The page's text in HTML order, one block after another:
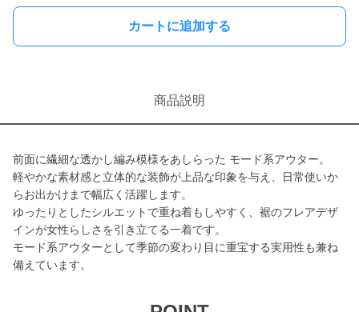
カートに追加する
商品説明
前面に繊細な透かし編み模様をあしらった モード系アウター。
軽やかな素材感と立体的な装飾が上品な印象を与え、日常使いか
らお出かけまで幅広く活躍します。
ゆったりとしたシルエットで重ね着もしやすく、裾のフレアデザ
インが女性らしさを引き立てる一着です。
モード系アウターとして季節の変わり目に重宝する実用性も兼ね
備えています。